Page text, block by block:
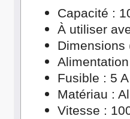
Capacité :
À utiliser
Dimensions
Fusible : 5
Matériau :
Vitesse :